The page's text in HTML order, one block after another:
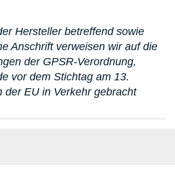
Hersteller betreffend sowie
Anschrift verweisen wir auf die
der GPSR-Verordnung,
vor dem Stichtag am 13.
der EU in Verkehr gebracht